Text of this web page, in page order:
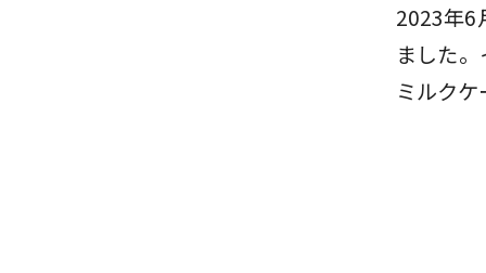
2023年6
ました
ミルクケ